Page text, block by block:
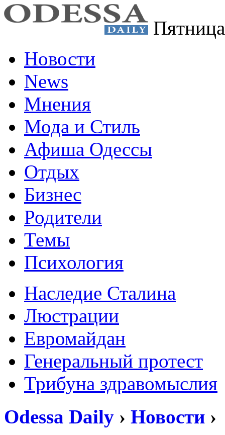
Новости
News
Мнения
Мода и Стиль
Афиша Одессы
Отдых
Бизнес
Родители
Темы
Психология
Наследие Сталина
Люстрации
Евромайдан
Генеральный протест
Трибуна здравомыслия
Odessa Daily › Новости ›